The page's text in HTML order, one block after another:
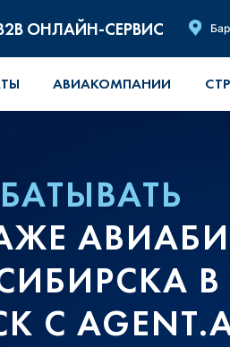
ОНЛАЙН-СЕРВИС
АВИАКОМПАНИИ